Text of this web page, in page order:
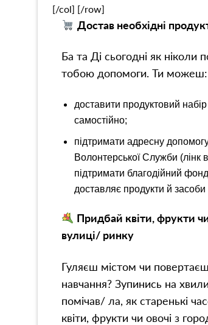
[/col] [/row]
Достав необхідні
Ба та Ді сьогодні як ніколи
тобою допомоги. Ти можеш:
доставити продуктовий
самостійно;
підтримати адресну допомогу
Волонтерської Служби (лінк
підтримати благодійний
доставляє продукти й засоби
Придбай квіти, фрукти
вулиці/ ринку
Гуляєш містом чи
навчання? Зупинись на
помічав/ ла, як старенькі
квіти, фрукти чи овочі з